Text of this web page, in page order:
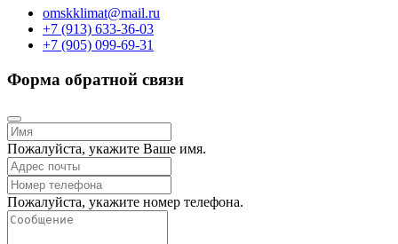
omskklimat@mail.ru
+7 (913) 633-36-03
+7 (905) 099-69-31
Форма обратной связи
Пожалуйста, укажите Ваше имя.
Пожалуйста, укажите номер телефона.